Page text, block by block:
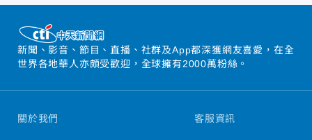
新聞、影音、節目、直播、社群及App都深獲網友喜愛，在全
世界各地華人亦頗受歡迎，全球擁有2000萬粉絲。
關於我們 客服資訊